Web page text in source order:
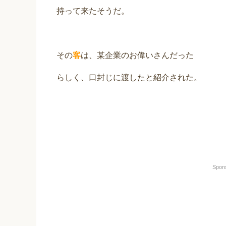
持って来たそうだ。
その客は、某企業のお偉いさんだった
らしく、口封じに渡したと紹介された。